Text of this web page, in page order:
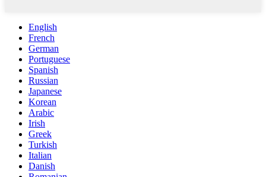
English
French
German
Portuguese
Spanish
Russian
Japanese
Korean
Arabic
Irish
Greek
Turkish
Italian
Danish